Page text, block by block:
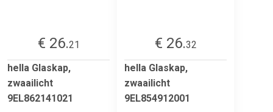
€ 26.21
hella Glaskap,
zwaailicht
9EL862141021
€ 26.32
hella Glaskap,
zwaailicht
9EL854912001